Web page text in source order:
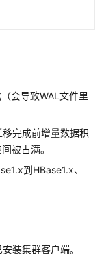
会导致WAL文件里
完成前增量数据积
被占满。
到HBase1.x、
装集群客户端。